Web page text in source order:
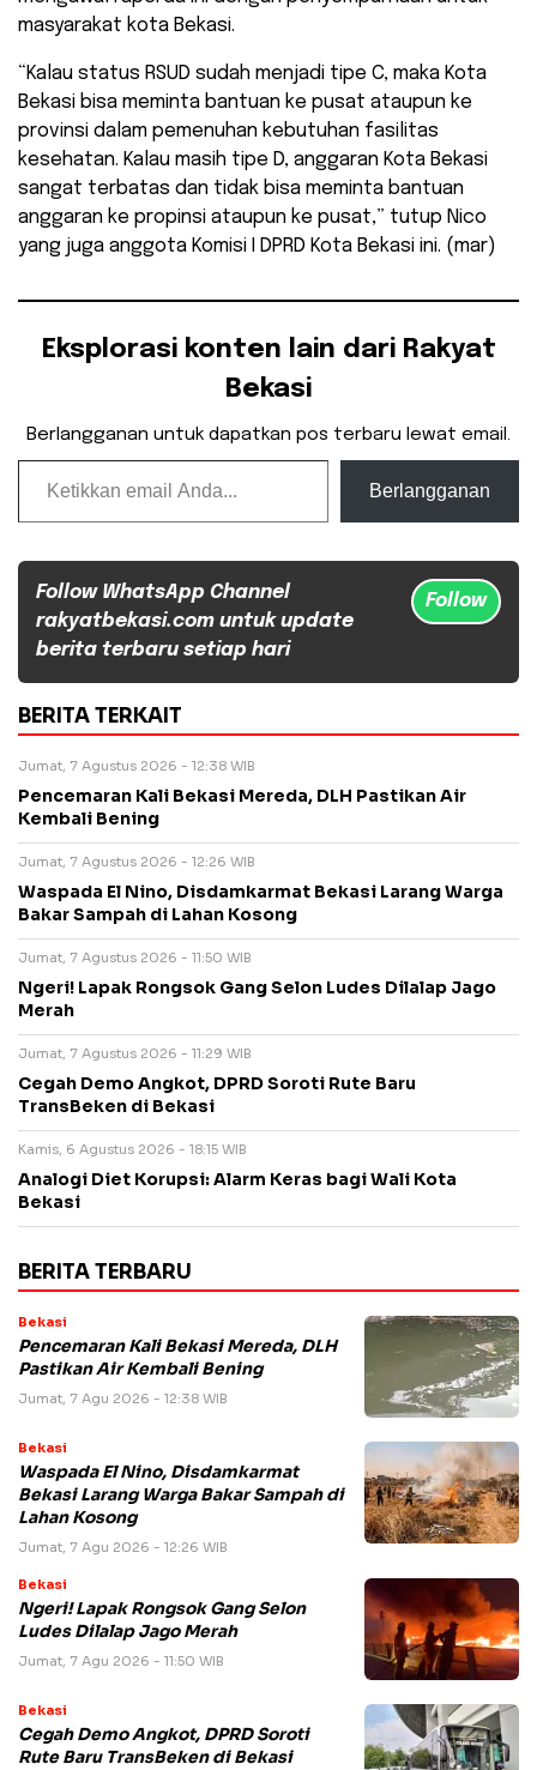
masyarakat kota Bekasi.
“Kalau status RSUD sudah menjadi tipe C, maka Kota
Bekasi bisa meminta bantuan ke pusat ataupun ke
provinsi dalam pemenuhan kebutuhan fasilitas
kesehatan. Kalau masih tipe D, anggaran Kota Bekasi
sangat terbatas dan tidak bisa meminta bantuan
anggaran ke propinsi ataupun ke pusat,” tutup Nico
yang juga anggota Komisi I DPRD Kota Bekasi ini. (mar)
Eksplorasi konten lain dari Rakyat
Bekasi
Berlangganan untuk dapatkan pos terbaru lewat email.
Ketikkan email Anda...
Berlangganan
Follow WhatsApp Channel
rakyatbekasi.com untuk update
berita terbaru setiap hari
Follow
BERITA TERKAIT
Jumat, 7 Agustus 2026 - 12:38 WIB
Pencemaran Kali Bekasi Mereda, DLH Pastikan Air
Kembali Bening
Jumat, 7 Agustus 2026 - 12:26 WIB
Waspada El Nino, Disdamkarmat Bekasi Larang Warga
Bakar Sampah di Lahan Kosong
Jumat, 7 Agustus 2026 - 11:50 WIB
Ngeri! Lapak Rongsok Gang Selon Ludes Dilalap Jago
Merah
Jumat, 7 Agustus 2026 - 11:29 WIB
Cegah Demo Angkot, DPRD Soroti Rute Baru
TransBeken di Bekasi
Kamis, 6 Agustus 2026 - 18:15 WIB
Analogi Diet Korupsi: Alarm Keras bagi Wali Kota
Bekasi
BERITA TERBARU
Bekasi
Pencemaran Kali Bekasi Mereda, DLH
Pastikan Air Kembali Bening
Jumat, 7 Agu 2026 - 12:38 WIB
Bekasi
Waspada El Nino, Disdamkarmat
Bekasi Larang Warga Bakar Sampah di
Lahan Kosong
Jumat, 7 Agu 2026 - 12:26 WIB
Bekasi
Ngeri! Lapak Rongsok Gang Selon
Ludes Dilalap Jago Merah
Jumat, 7 Agu 2026 - 11:50 WIB
Bekasi
Cegah Demo Angkot, DPRD Soroti
Rute Baru TransBeken di Bekasi